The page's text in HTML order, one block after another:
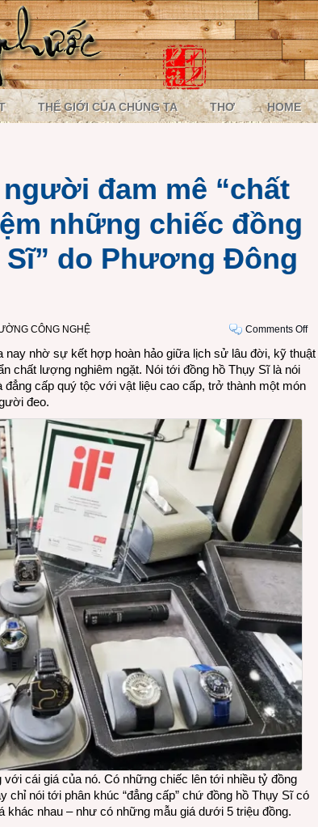
THẾ GIỚI CỦA CHÚNG TA THƠ HOME
đam mê “chất
những chiếc đồng
Sĩ” do Phương Đông
CÔNG NGHỆ Comments Offon
một
nay nhờ sự kết hợp hoàn hảo giữa lịch sử lâu đời, kỹ thuật
chất lượng nghiêm ngặt. Nói tới đồng hồ Thụy Sĩ là nói
cấp quý tộc với vật liệu cao cấp, trở thành một món
đeo.
cái giá của nó. Có những chiếc lên tới nhiều tỷ đồng
chỉ nói tới phân khúc “đẳng cấp” chứ đồng hồ Thụy Sĩ có
khác nhau – như có những mẫu giá dưới 5 triệu đồng.